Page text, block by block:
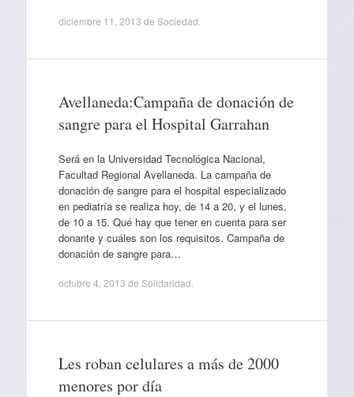
diciembre 11, 2013 de Sociedad
Avellaneda:Campaña de donación de
sangre para el Hospital Garrahan
Será en la Universidad Tecnológica Nacional,
Facultad Regional Avellaneda. La campaña de
donación de sangre para el hospital especializado
en pediatría se realiza hoy, de 14 a 20, y el lunes,
de 10 a 15. Qué hay que tener en cuenta para ser
donante y cuáles son los requisitos. Campaña de
donación de sangre para…
octubre 4, 2013 de Solidaridad
Les roban celulares a más de 2000
menores por día